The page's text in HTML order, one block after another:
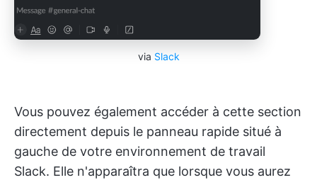
via Slack
Vous pouvez également accéder à cette section
directement depuis le panneau rapide situé à
gauche de votre environnement de travail
Slack. Elle n'apparaîtra que lorsque vous aurez